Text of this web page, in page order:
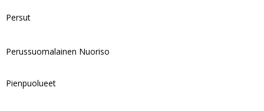
Persut
Perussuomalainen Nuoriso
Pienpuolueet